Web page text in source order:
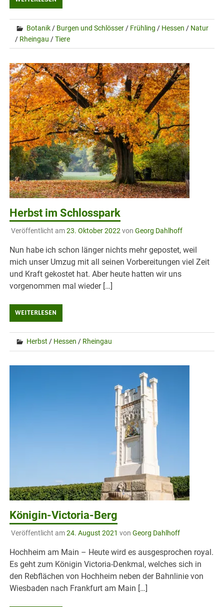
Botanik / Burgen und Schlösser / Frühling / Hessen / Natur
/ Rheingau /Tiere
Herbst im Schlosspark
Veröffentlicht am23. Oktober 2022 von Georg Dahlhoff
Nun habe ich schon länger nichts mehr gepostet, weil
mich unser Umzug mit all seinen Vorbereitungen viel Zeit
und Kraft gekostet hat. Aber heute hatten wir uns
vorgenommen mal wieder […]
WEITERLESEN
Herbst / Hessen / Rheingau
Königin-Victoria-Berg
Veröffentlicht am24. August 2021 von Georg Dahlhoff
Hochheim am Main – Heute wird es ausgesprochen royal.
Es geht zum Königin Victoria-Denkmal, welches sich in
den Rebflächen von Hochheim neben der Bahnlinie von
Wiesbaden nach Frankfurt am Main […]